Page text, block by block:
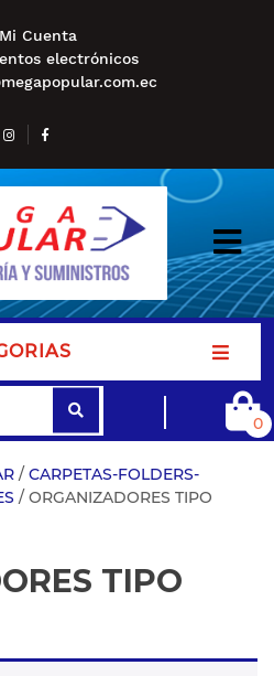
Mi Cuenta
electrónicos
0
/ CARPETAS-FOLDERS-
/ ORGANIZADORES TIPO
TIPO